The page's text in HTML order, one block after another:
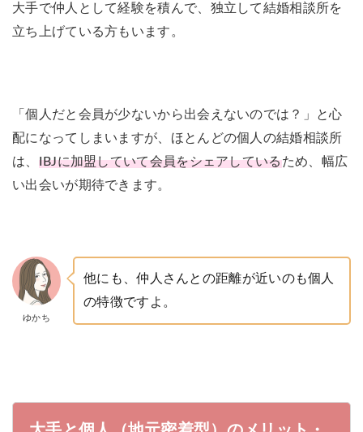
大手で仲人として経験を積んで、独立して結婚相談所を
立ち上げている方もいます。
「個人だと会員が少ないから出会えないのでは？」と心
配になってしまいますが、ほとんどの個人の結婚相談所
は、 IBJに加盟していて会員をシェアしているため、幅広
い出会いが期待できます。
ゆかち
他にも、仲人さんとの距離が近いのも個人
の特徴ですよ。